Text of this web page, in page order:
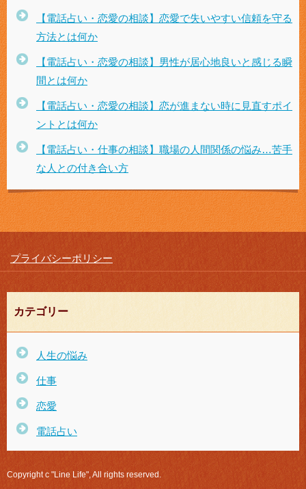
【電話占い・恋愛の相談】恋愛で失いやすい信頼を守る
方法とは何か
【電話占い・恋愛の相談】男性が居心地良いと感じる瞬
間とは何か
【電話占い・恋愛の相談】恋が進まない時に見直すポイ
ントとは何か
【電話占い・仕事の相談】職場の人間関係の悩み…苦手
な人との付き合い方
プライバシーポリシー
カテゴリー
人生の悩み
仕事
恋愛
電話占い
Copyright c "Line Life", All rights reserved.